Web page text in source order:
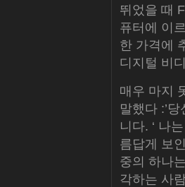
뛰었을 때
퓨터에 이
한 가격에
디지털 비
매우 마지
말했다 :’
니다. ‘ 나
름답게 보
중의 하나
각하는 사